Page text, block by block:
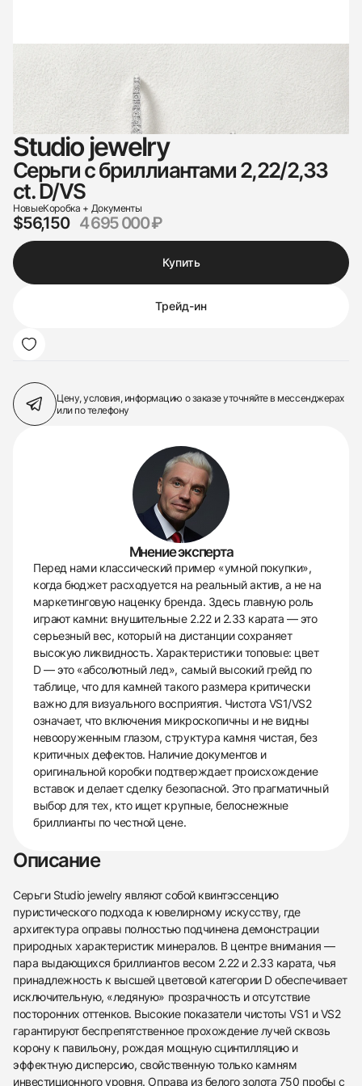
Studio jewelry
Серьги с бриллиантами 2,22/2,33
ct. D/VS
НовыеКоробка + Документы
$56,150 4 695 000 ₽
Купить
Трейд-ин
Цену, условия, информацию о заказеуточняйте в мессенджерах
или по телефону
Мнение эксперта
Перед нами классический пример «умной покупки»,
когда бюджет расходуется на реальный актив, а не на
маркетинговую наценку бренда. Здесь главную роль
играют камни: внушительные 2.22 и 2.33 карата — это
серьезный вес, который на дистанции сохраняет
высокую ликвидность. Характеристики топовые: цвет
D — это «абсолютный лед», самый высокий грейд по
таблице, что для камней такого размера критически
важно для визуального восприятия. Чистота VS1/VS2
означает, что включения микроскопичны и не видны
невооруженным глазом, структура камня чистая, без
критичных дефектов. Наличие документов и
оригинальной коробки подтверждает происхождение
вставок и делает сделку безопасной. Это прагматичный
выбор для тех, кто ищет крупные, белоснежные
бриллианты по честной цене.
Описание
Серьги Studio jewelry являют собой квинтэссенцию
пуристического подхода к ювелирному искусству, где
архитектура оправы полностью подчинена демонстрации
природных характеристик минералов. В центре внимания —
пара выдающихся бриллиантов весом 2.22 и 2.33 карата, чья
принадлежность к высшей цветовой категории D обеспечивает
исключительную, «ледяную» прозрачность и отсутствие
посторонних оттенков. Высокие показатели чистоты VS1 и VS2
гарантируют беспрепятственное прохождение лучей сквозь
корону к павильону, рождая мощную сцинтилляцию и
эффектную дисперсию, свойственную только камням
инвестиционного уровня. Оправа из белого золота 750 пробы с